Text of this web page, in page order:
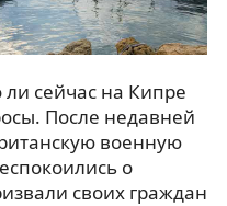
сейчас на Кипре
После недавней
военную
о
своих граждан